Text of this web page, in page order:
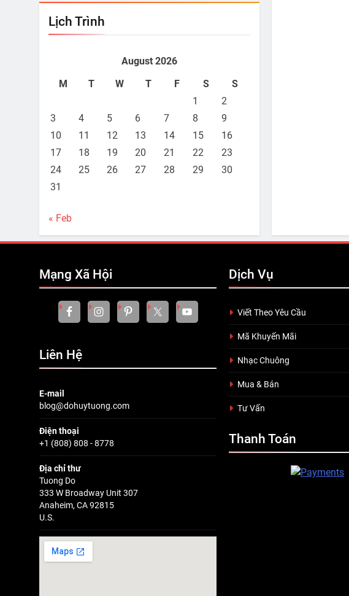
Lịch Trình
August 2026
M
T W T F S
S
1
2
3
4 5 6 7 8
9
10
11 12 13 14 15
16
17
18 19 20 21 22
23
24
25 26 27 28 29
30
31
« Feb
Mạng Xã Hội
Liên Hệ
E-mail
blog@dohuytuong.com
Điện thoại
+1 (808) 808 - 8778
Địa chỉ thư
Tuong Do
333 W Broadway Unit 307
Anaheim, CA 92815
U.S.
Dịch Vụ
Viết Theo Yêu Cầu
Mã Khuyến Mãi
Nhạc Chuông
Mua & Bán
Tư Vấn
Thanh Toán